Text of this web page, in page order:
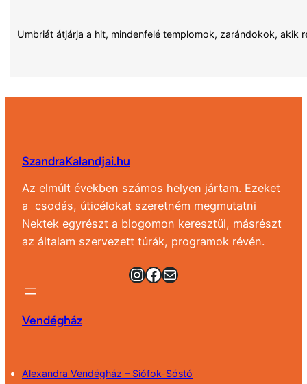
Umbriát átjárja a hit, mindenfelé templomok, zarándokok, akik
SzandraKalandjai.hu
Az elmúlt években számos helyen jártam. Ezeket
a csodás, úticélokat szeretném megmutatni
Nektek egyrészt a blogomon keresztül, másrészt
az általam szervezett túrák, programok révén.
InstagramFacebook Mail
Vendégház
Alexandra Vendégház – Siófok-Sóstó